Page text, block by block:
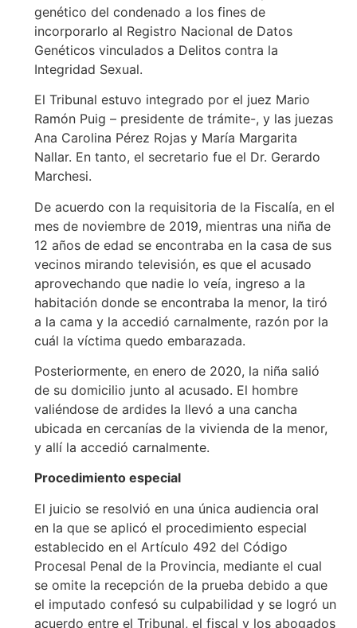
genético del condenado a los fines de
incorporarlo al Registro Nacional de Datos
Genéticos vinculados a Delitos contra la
Integridad Sexual.
El Tribunal estuvo integrado por el juez Mario
Ramón Puig – presidente de trámite-, y las juezas
Ana Carolina Pérez Rojas y María Margarita
Nallar. En tanto, el secretario fue el Dr. Gerardo
Marchesi.
De acuerdo con la requisitoria de la Fiscalía, en el
mes de noviembre de 2019, mientras una niña de
12 años de edad se encontraba en la casa de sus
vecinos mirando televisión, es que el acusado
aprovechando que nadie lo veía, ingreso a la
habitación donde se encontraba la menor, la tiró
a la cama y la accedió carnalmente, razón por la
cuál la víctima quedo embarazada.
Posteriormente, en enero de 2020, la niña salió
de su domicilio junto al acusado. El hombre
valiéndose de ardides la llevó a una cancha
ubicada en cercanías de la vivienda de la menor,
y allí la accedió carnalmente.
Procedimiento especial
El juicio se resolvió en una única audiencia oral
en la que se aplicó el procedimiento especial
establecido en el Artículo 492 del Código
Procesal Penal de la Provincia, mediante el cual
se omite la recepción de la prueba debido a que
el imputado confesó su culpabilidad y se logró un
acuerdo entre el Tribunal, el fiscal y los abogados